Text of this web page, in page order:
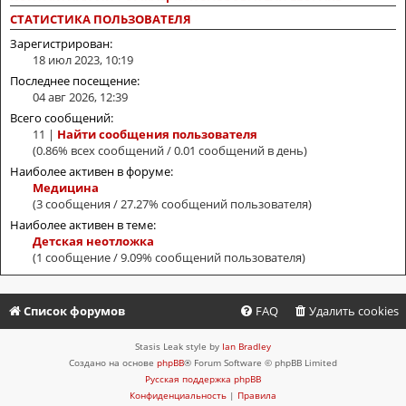
СТАТИСТИКА ПОЛЬЗОВАТЕЛЯ
Зарегистрирован:
18 июл 2023, 10:19
Последнее посещение:
04 авг 2026, 12:39
Всего сообщений:
11 | Найти сообщения пользователя
(0.86% всех сообщений / 0.01 сообщений в день)
Наиболее активен в форуме:
Медицина
(3 сообщения / 27.27% сообщений пользователя)
Наиболее активен в теме:
Детская неотложка
(1 сообщение / 9.09% сообщений пользователя)
Список форумов Удалить cookies
FAQ
Stasis Leak style by Ian Bradley
Создано на основе phpBB® Forum Software © phpBB Limited
Русская поддержка phpBB
Конфиденциальность | Правила